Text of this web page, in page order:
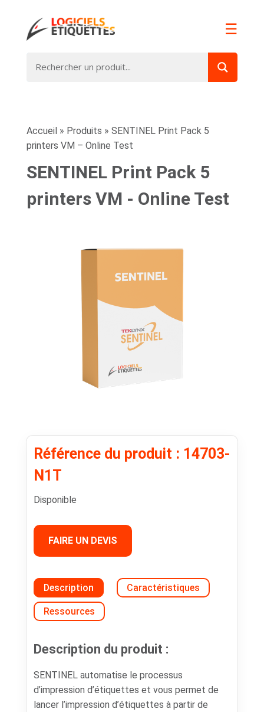
☰
Accueil » Produits » SENTINEL Print Pack 5
printers VM – Online Test
SENTINEL Print Pack 5
printers VM - Online Test
Référence du produit : 14703-
N1T
Disponible
FAIRE UN DEVIS
Description Caractéristiques
Ressources
Description du produit :
SENTINEL automatise le processus
d’impression d’étiquettes et vous permet de
lancer l’impression d’étiquettes à partir de